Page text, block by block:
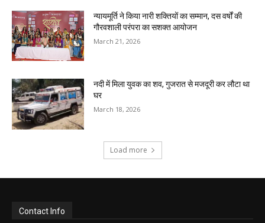
न्यायमूर्ति ने किया नारी शक्तियों का सम्मान, दस वर्षों की
गौरवशाली परंपरा का सशक्त आयोजन
March 21, 2026
नदी में मिला युवक का शव, गुजरात से मजदूरी कर लौटा था
घर
March 18, 2026
Load more
Contact Info